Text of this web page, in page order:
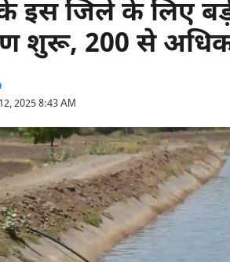
के इस जिले के लिए
शुरू, 200 से अधिक
2025 8:43 AM